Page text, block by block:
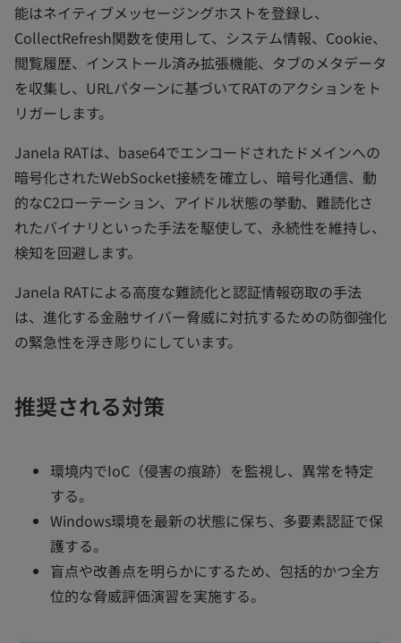
能はネイティブメッセージングホストを登録し、
CollectRefresh関数を使用して、システム情報、Cookie、
閲覧履歴、インストール済み拡張機能、タブのメタデータ
を収集し、URLパターンに基づいてRATのアクションをト
リガーします。
Janela RATは、base64でエンコードされたドメインへの
暗号化されたWebSocket接続を確立し、暗号化通信、動
的なC2ローテーション、アイドル状態の挙動、難読化さ
れたバイナリといった手法を駆使して、永続性を維持し、
検知を回避します。
Janela RATによる高度な難読化と認証情報窃取の手法
は、進化する金融サイバー脅威に対抗するための防御強化
の緊急性を浮き彫りにしています。
推奨される対策
環境内でIoC（侵害の痕跡）を監視し、異常を特定
する。
Windows環境を最新の状態に保ち、多要素認証で保
護する。
盲点や改善点を明らかにするため、包括的かつ全方
位的な脅威評価演習を実施する。